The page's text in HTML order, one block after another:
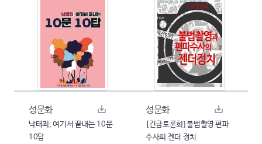
성문화
낙태죄, 여기서 끝내는 10문
10답
성문화
[긴급토론회] 불법촬영 편파
수사의 젠더 정치